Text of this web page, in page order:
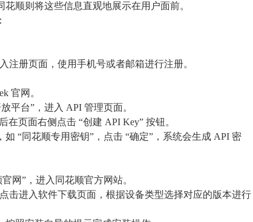
顺则将这些信息直观地展示在用户面前。
注册页面，使用手机号或者邮箱进行注册。
官网。
平台”，进入 API 管理页面。
在页面右侧点击 “创建 API Key” 按钮。
“同花顺专用密钥”，点击 “确定”，系统会生成 API 密
网”，进入同花顺官方网站。
击进入软件下载页面，根据设备类型选择对应的版本进行